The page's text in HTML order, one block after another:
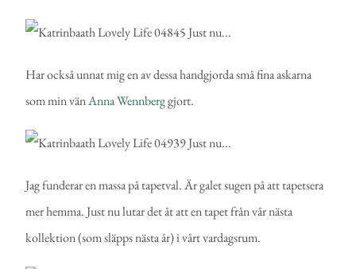
Har också unnat mig en av dessa handgjorda små fina askarna
som min vänAnna Wennberggjort.
Jag funderar en massa på tapetval. Är galet sugen på att tapetsera
mer hemma. Just nu lutar det åt att en tapet från vår nästa
kollektion (som släpps nästa år) i vårt vardagsrum.